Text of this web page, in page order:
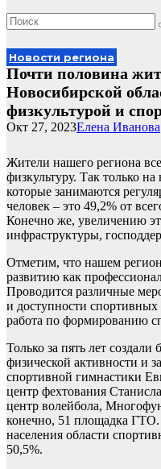
Новости региона
Почти половина
Новосибирской
физкультурой и
Елена Иванова
Окт 27, 2023
Жители нашего региона
физкультуру. Так только
которые занимаются
человек – это 49,2% от
Конечно же, увеличению
инфраструктуры,
Отметим, что нашем
развитию как
Проводится различные
и доступности спортивных
работа по формированию
Только за пять лет создали
физической активности и
спортивной гимнастики
центр фехтования
центр волейбола,
конечно, 51 площадка ГТО.
населения области
50,5%.